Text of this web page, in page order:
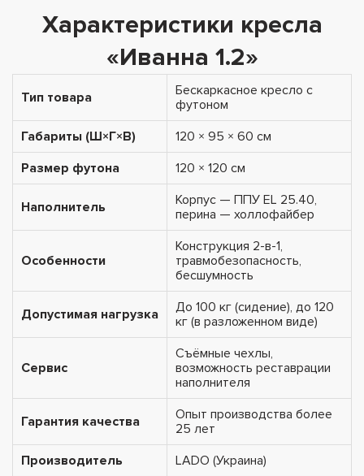
Характеристики кресла
«Иванна 1.2»
Тип товара
Бескаркасное кресло с
футоном
Габариты (Ш×Г×В)
120 × 95 × 60 см
Размер футона
120 × 120 см
Наполнитель
Корпус — ППУ EL 25.40,
перина — холлофайбер
Особенности
Конструкция 2-в-1,
травмобезопасность,
бесшумность
Допустимая нагрузка
До 100 кг (сидение), до 120
кг (в разложенном виде)
Сервис
Съёмные чехлы,
возможность реставрации
наполнителя
Гарантия качества
Опыт производства более
25 лет
Производитель
LADO (Украина)